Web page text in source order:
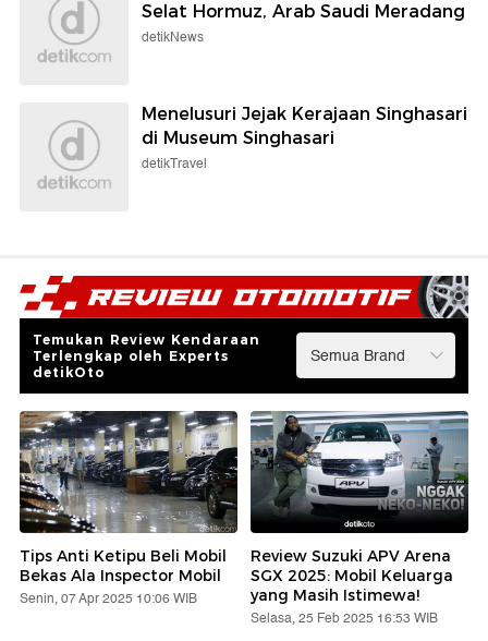
Selat Hormuz, Arab Saudi Meradang
detikNews
Menelusuri Jejak Kerajaan Singhasari
di Museum Singhasari
detikTravel
Temukan Review Kendaraan
Terlengkap oleh Experts
detikOto
Tips Anti Ketipu Beli Mobil
Bekas Ala Inspector Mobil
Senin, 07 Apr 2025 10:06 WIB
Review Suzuki APV Arena
SGX 2025: Mobil Keluarga
yang Masih Istimewa!
Selasa, 25 Feb 2025 16:53 WIB